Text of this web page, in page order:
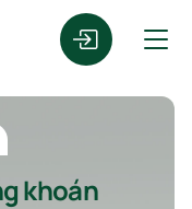
khoán